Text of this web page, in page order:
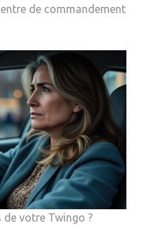
de commandement
de votre Twingo ?